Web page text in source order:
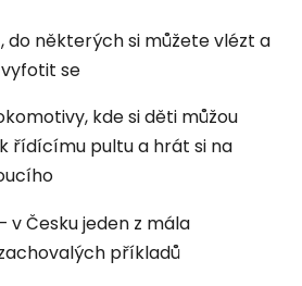
, do některých si můžete vlézt a
vyfotit se
kde si děti můžou
řídícímu pultu a hrát si na
v Česku jeden z mála
příkladů